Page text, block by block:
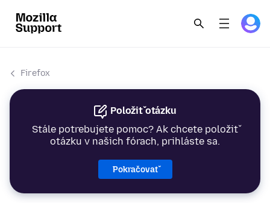
Firefox
Položiť otázku
Stále potrebujete pomoc? Ak chcete položiť
otázku v našich fórach, prihláste sa.
Pokračovať